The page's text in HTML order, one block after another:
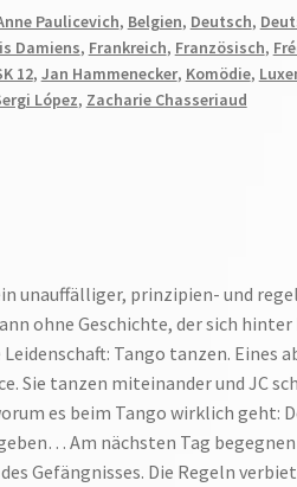
Paulicevich, Belgien, Deutsch,
Damiens, Frankreich, Französisch,
12, Jan Hammenecker, Komödie,
López, Zacharie Chasseriaud
unauffälliger, prinzipien- und
ohne Geschichte, der sich hinter
Tango tanzen. Eines
Sie tanzen miteinander und JC
es beim Tango wirklich geht:
Am nächsten Tag begegnen
Gefängnisses. Die Regeln